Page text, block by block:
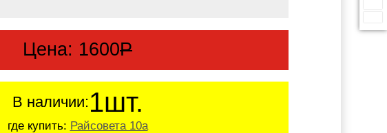
Цена: 1600Р
В наличии:1шт.
где купить: Райсовета 10а